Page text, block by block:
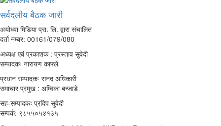
सर्वदलीय बैठक जारी
अयोध्या मिडिया प्रा. लि. द्वारा संचालित
दर्ता नम्बर: 00161/079/080
अध्यक्ष एबं प्रकाशक : प्रस्ताव सुवेदी
सम्पादकः नारायण काफ्ले
प्रधान सम्पादकः सनद अधिकारी
समाचार प्रमुख : अम्विका बन्जाडे
सह-सम्पादकः प्रदिप सुवेदी
सम्पर्क: ९८५५०५४१३५